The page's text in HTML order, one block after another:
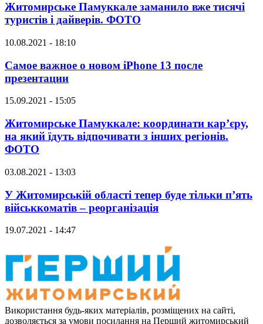
Житомирське Памуккале заманило вже тисячі
туристів і дайверів. ФОТО
10.08.2021 - 18:10
Самое важное о новом iPhone 13 после
презентации
15.09.2021 - 15:05
Житомирське Памуккале: координати кар’єру,
на який їдуть відпочивати з інших регіонів.
ФОТО
03.08.2021 - 13:03
У Житомирській області тепер буде тільки п’ять
військкоматів – реорганізація
19.07.2021 - 14:47
Використання будь-яких матеріалів, розміщених на сайті,
дозволяється за умови посилання на Перший житомирський